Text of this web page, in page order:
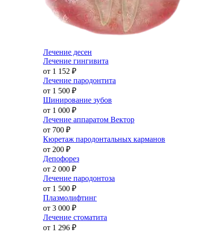
Лечение десен
Лечение гингивита
от 1 152 ₽
Лечение пародонтита
от 1 500 ₽
Шинирование зубов
от 1 000 ₽
Лечение аппаратом Вектор
от 700 ₽
Кюретаж пародонтальных карманов
от 200 ₽
Депофорез
от 2 000 ₽
Лечение пародонтоза
от 1 500 ₽
Плазмолифтинг
от 3 000 ₽
Лечение стоматита
от 1 296 ₽